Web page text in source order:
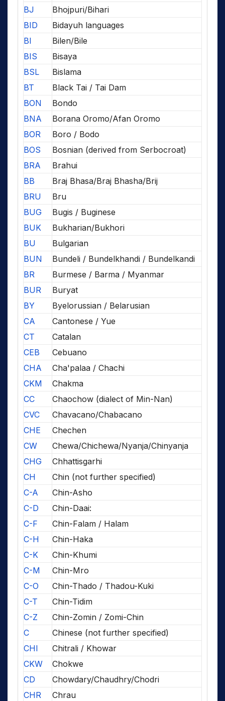
BJ
Bhojpuri/Bihari
BID
Bidayuh languages
BI
Bilen/Bile
BIS
Bisaya
BSL
Bislama
BT
Black Tai / Tai Dam
BON
Bondo
BNA
Borana Oromo/Afan Oromo
BOR
Boro / Bodo
BOS
Bosnian (derived from Serbocroat)
BRA
Brahui
BB
Braj Bhasa/Braj Bhasha/Brij
BRU
Bru
BUG
Bugis / Buginese
BUK
Bukharian/Bukhori
BU
Bulgarian
BUN
Bundeli / Bundelkhandi / Bundelkandi
BR
Burmese / Barma / Myanmar
BUR
Buryat
BY
Byelorussian / Belarusian
CA
Cantonese / Yue
CT
Catalan
CEB
Cebuano
CHA
Cha'palaa / Chachi
CKM
Chakma
CC
Chaochow (dialect of Min-Nan)
CVC
Chavacano/Chabacano
CHE
Chechen
CW
Chewa/Chichewa/Nyanja/Chinyanja
CHG
Chhattisgarhi
CH
Chin (not further specified)
C-A
Chin-Asho
C-D
Chin-Daai:
C-F
Chin-Falam / Halam
C-H
Chin-Haka
C-K
Chin-Khumi
C-M
Chin-Mro
C-O
Chin-Thado / Thadou-Kuki
C-T
Chin-Tidim
C-Z
Chin-Zomin / Zomi-Chin
C
Chinese (not further specified)
CHI
Chitrali / Khowar
CKW
Chokwe
CD
Chowdary/Chaudhry/Chodri
CHR
Chrau